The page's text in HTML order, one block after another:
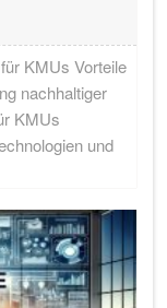
KMUs Vorteile
nachhaltiger
KMUs
und